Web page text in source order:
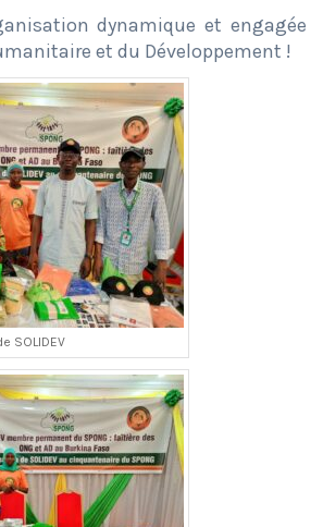
dynamique et engagée
et du Développement !
SOLIDEV